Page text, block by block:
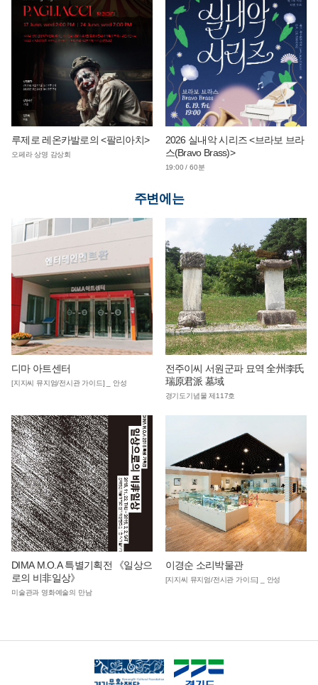
루제로 레온카발로의 <팔리아치>
오페라 상영 감상회
2026 실내악 시리즈 <브라보 브라
스(Bravo Brass)>
19:00 / 60분
주변에는
디마 아트센터
[지지씨 뮤지엄/전시관 가이드] _ 안성
전주이씨 서원군파 묘역 全州李氏
瑞原君派 墓域
경기도기념물 제117호
DIMA M.O.A 특별기획전 《일상으
로의 비非일상》
미술관과 영화예술의 만남
이경순 소리박물관
[지지씨 뮤지엄/전시관 가이드] _ 안성